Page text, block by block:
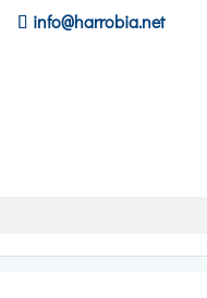
info@harrobia.net